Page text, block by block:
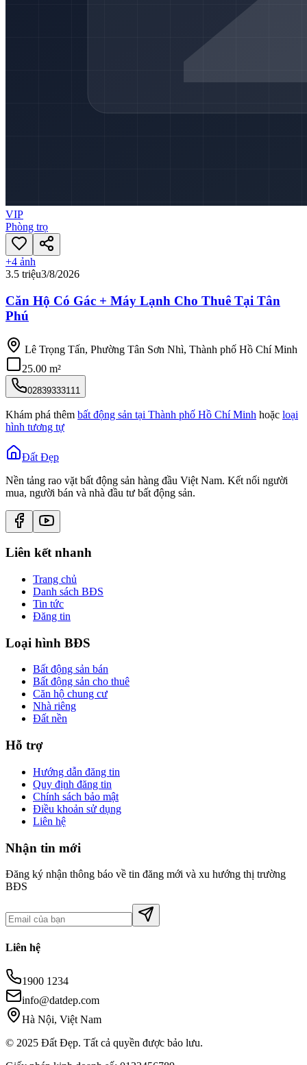
VIP
Phòng trọ
+4 ảnh
3.5 triệu3/8/2026
Căn Hộ Có Gác + Máy Lạnh Cho Thuê Tại Tân
Phú
Lê Trọng Tấn, Phường Tân Sơn Nhì, Thành phố Hồ Chí Minh
25.00 m²
02839333111
Khám phá thêm bất động sản tại Thành phố Hồ Chí Minh hoặc loại
hình tương tự
Đất Đẹp
Nền tảng rao vặt bất động sản hàng đầu Việt Nam. Kết nối người
mua, người bán và nhà đầu tư bất động sản.
Liên kết nhanh
Trang chủ
Danh sách BĐS
Tin tức
Đăng tin
Loại hình BĐS
Bất động sản bán
Bất động sản cho thuê
Căn hộ chung cư
Nhà riêng
Đất nền
Hỗ trợ
Hướng dẫn đăng tin
Quy định đăng tin
Chính sách bảo mật
Điều khoản sử dụng
Liên hệ
Nhận tin mới
Đăng ký nhận thông báo về tin đăng mới và xu hướng thị trường
BĐS
Liên hệ
1900 1234
info@datdep.com
Hà Nội, Việt Nam
© 2025 Đất Đẹp. Tất cả quyền được bảo lưu.